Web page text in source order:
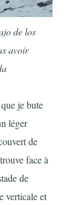
de los
avoir
je bute
léger
de
face à
de
verticale et